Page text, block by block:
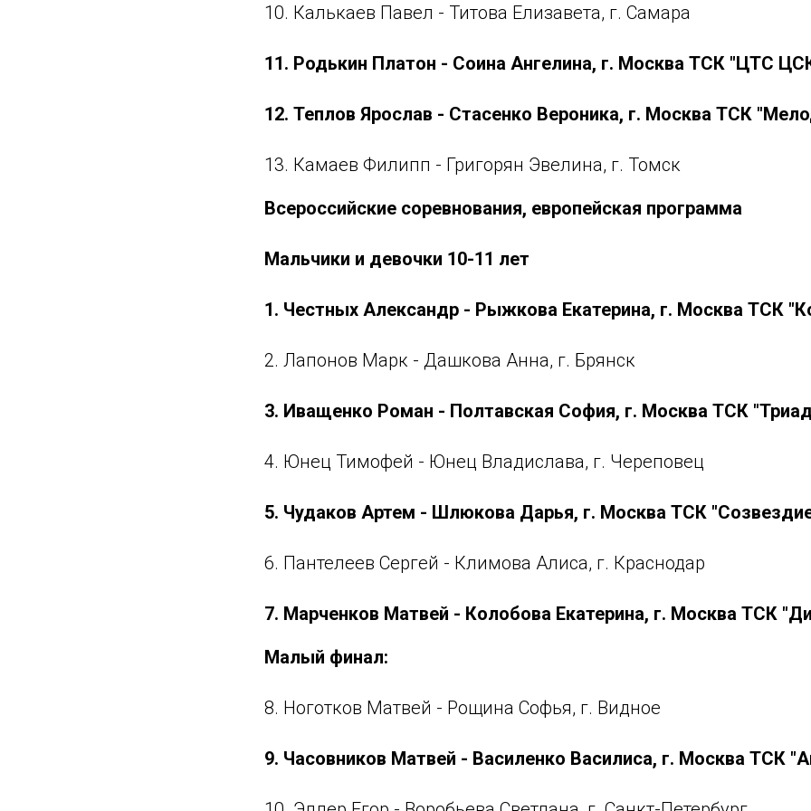
10. Калькаев Павел - Титова Елизавета, г. Самара
11. Родькин Платон - Соина Ангелина, г. Москва ТСК "ЦТС
12. Теплов Ярослав - Стасенко Вероника, г. Москва ТСК
13. Камаев Филипп - Григорян Эвелина, г. Томск
Всероссийские соревнования, европейская программа
Мальчики и девочки 10-11 лет
1. Честных Александр - Рыжкова Екатерина, г. Москва ТСК
2. Лапонов Марк - Дашкова Анна, г. Брянск
3. Иващенко Роман - Полтавская София, г. Москва ТСК
4. Юнец Тимофей - Юнец Владислава, г. Череповец
5. Чудаков Артем - Шлюкова Дарья, г. Москва ТСК
6. Пантелеев Сергей - Климова Алиса, г. Краснодар
7. Марченков Матвей - Колобова Екатерина, г. Москва ТСК
Малый финал:
8. Ноготков Матвей - Рощина Софья, г. Видное
9. Часовников Матвей - Василенко Василиса, г. Москва ТСК